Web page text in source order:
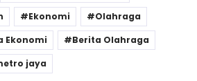
Ekonomi
Olahraga
Ekonomi
Berita Olahraga
jaya